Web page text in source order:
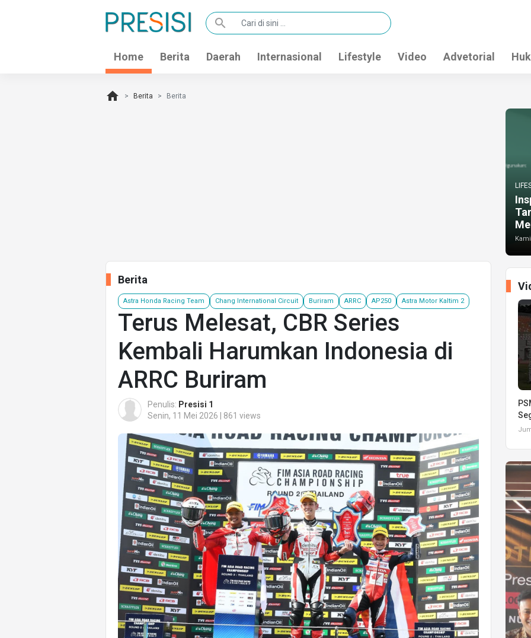
search
Home Berita Daerah Internasional Lifestyle Video Advetorial
home Berita Berita
Berita
Astra Honda Racing Team Chang International Circuit Buriram ARRC AP250 Astra Motor Kaltim 2
Terus Melesat, CBR Series
Kembali Harumkan Indonesia di
ARRC Buriram
Penulis: Presisi 1
Senin, 11 Mei 2026 | 861 views